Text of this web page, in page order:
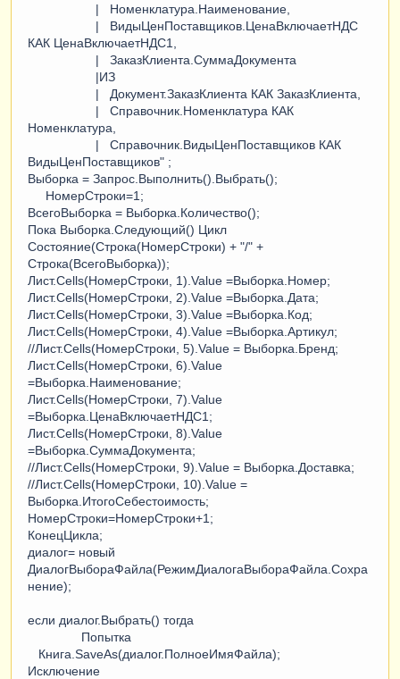
| Номенклатура.Наименование,
| ВидыЦенПоставщиков.ЦенаВключаетНДС
КАК ЦенаВключаетНДС1,
| ЗаказКлиента.СуммаДокумента
|ИЗ
| Документ.ЗаказКлиента КАК ЗаказКлиента,
| Справочник.Номенклатура КАК
Номенклатура,
| Справочник.ВидыЦенПоставщиков КАК
ВидыЦенПоставщиков" ;
Выборка = Запрос.Выполнить().Выбрать();
НомерСтроки=1;
ВсегоВыборка = Выборка.Количество();
Пока Выборка.Следующий() Цикл
Состояние(Строка(НомерСтроки) + "/" +
Строка(ВсегоВыборка));
Лист.Cells(НомерСтроки, 1).Value =Выборка.Номер;
Лист.Cells(НомерСтроки, 2).Value =Выборка.Дата;
Лист.Cells(НомерСтроки, 3).Value =Выборка.Код;
Лист.Cells(НомерСтроки, 4).Value =Выборка.Артикул;
//Лист.Cells(НомерСтроки, 5).Value = Выборка.Бренд;
Лист.Cells(НомерСтроки, 6).Value
=Выборка.Наименование;
Лист.Cells(НомерСтроки, 7).Value
=Выборка.ЦенаВключаетНДС1;
Лист.Cells(НомерСтроки, 8).Value
=Выборка.СуммаДокумента;
//Лист.Cells(НомерСтроки, 9).Value = Выборка.Доставка;
//Лист.Cells(НомерСтроки, 10).Value =
Выборка.ИтогоСебестоимость;
НомерСтроки=НомерСтроки+1;
КонецЦикла;
диалог= новый
ДиалогВыбораФайла(РежимДиалогаВыбораФайла.Сохра
нение);
если диалог.Выбрать() тогда
Попытка
Книга.SaveAs(диалог.ПолноеИмяФайла);
Исключение